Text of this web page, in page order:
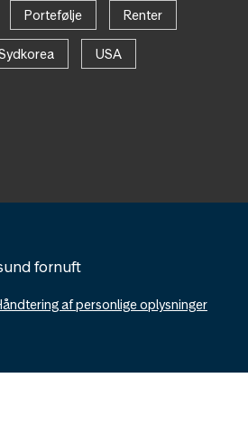
Portefølje Renter
USA
fornuft
af personlige oplysninger